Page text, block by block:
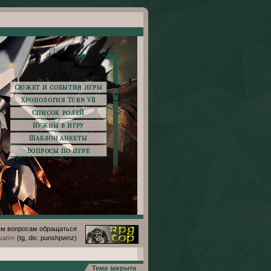
Сюжет и события игры
Хронология Turn VII
Список ролей
Нужны в игру
Шаблон анкеты
Вопросы по игре
вопросам обращаться
(tg, dis: punshpwnz)
Тема закрыта